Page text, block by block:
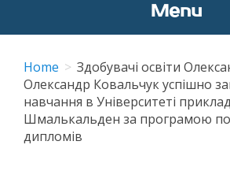
Menu
content
Home
Здобувачі освіти
Олександр Ковальчук успішно
навчання в Університеті
Шмалькальден за програмою
дипломів